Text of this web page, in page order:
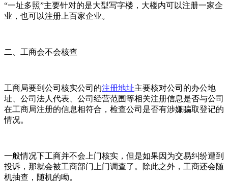
“一址多照”主要针对的是大型写字楼，大楼内可以注册一家企
业，也可以注册上百家企业。
二、工商会不会核查
工商局要到公司核实公司的注册地址主要核对公司的办公地
址、公司法人代表、公司经营范围等相关注册信息是否与公司
在工商局注册的信息相符合，检查公司是否有涉嫌骗取登记的
情况。
一般情况下工商并不会上门核实，但是如果因为交易纠纷遭到
投诉，那就会被工商部门上门调查了。除此之外，工商还会随
机抽查，随机的呦。